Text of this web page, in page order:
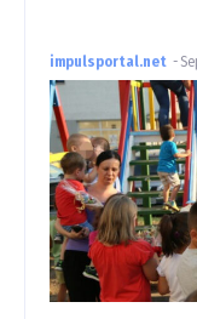
impulsportal.net -